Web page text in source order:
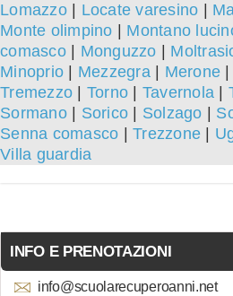
Lomazzo| Locate varesino
Monte olimpino
Montano
comasco| Monguzzo
Minoprio
Mezzegra| Merone
Tremezzo
Torno Tavernola
Sormano| Sorico Solzago
Senna comasco
Trezzone
Villa guardia
INFO E PRENOTAZIONI
info@scuolarecuperoanni.net